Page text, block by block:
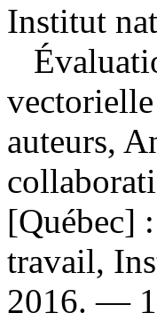
Institut
auteurs,
[Québec]
travail,
2016. — 1